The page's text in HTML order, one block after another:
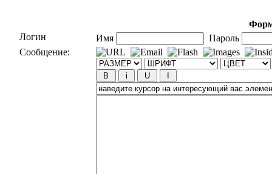
Логин
Имя
Пароль
Сообщение: